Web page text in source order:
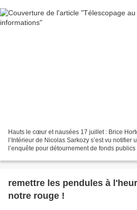
Hauts le cœur et nausées 17 juillet : Brice
l’Intérieur de Nicolas Sarkozy s’est vu notifier
l’enquête pour détournement de fonds
remettre les pendules à
notre rouge !